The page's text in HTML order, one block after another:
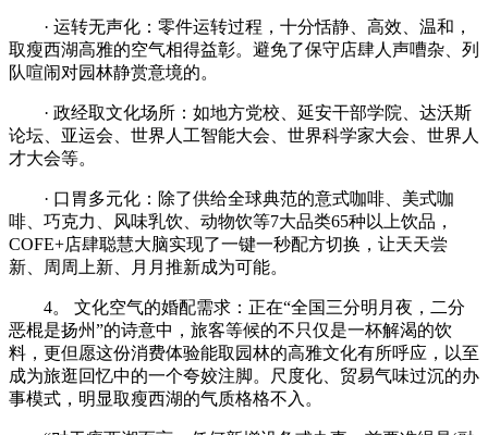
· 运转无声化：零件运转过程，十分恬静、高效、温和，
取瘦西湖高雅的空气相得益彰。避免了保守店肆人声嘈杂、列
队喧闹对园林静赏意境的。
· 政经取文化场所：如地方党校、延安干部学院、达沃斯
论坛、亚运会、世界人工智能大会、世界科学家大会、世界人
才大会等。
· 口胃多元化：除了供给全球典范的意式咖啡、美式咖
啡、巧克力、风味乳饮、动物饮等7大品类65种以上饮品，
COFE+店肆聪慧大脑实现了一键一秒配方切换，让天天尝
新、周周上新、月月推新成为可能。
4。 文化空气的婚配需求：正在“全国三分明月夜，二分
恶棍是扬州”的诗意中，旅客等候的不只仅是一杯解渴的饮
料，更但愿这份消费体验能取园林的高雅文化有所呼应，以至
成为旅逛回忆中的一个夸姣注脚。尺度化、贸易气味过沉的办
事模式，明显取瘦西湖的气质格格不入。